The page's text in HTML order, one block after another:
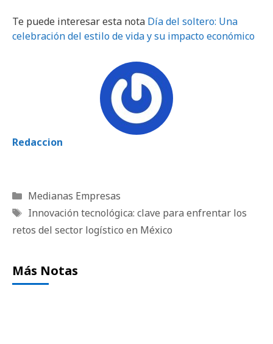
Te puede interesar esta nota Día del soltero: Una
celebración del estilo de vida y su impacto económico
Redaccion
Categorías
Medianas Empresas
Etiquetas
Innovación tecnológica: clave para enfrentar los
retos del sector logístico en México
Más Notas